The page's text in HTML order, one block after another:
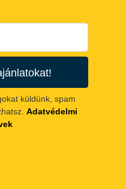
küldünk, spam
Adatvédelmi